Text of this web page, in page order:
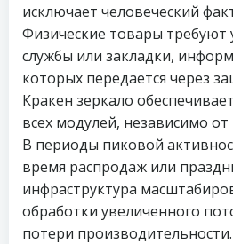
исключает человеческий
Физические товары требуют
службы или закладки,
которых передается через
Кракен зеркало
всех модулей, независимо от
В периоды пиковой
время распродаж или
инфраструктура
обработки увеличенного
потери производительности.